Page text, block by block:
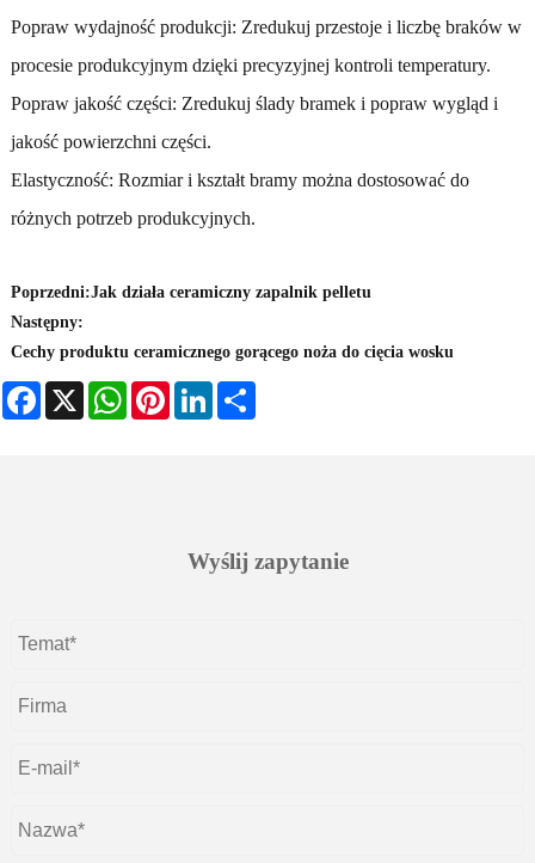
Popraw wydajność produkcji: Zredukuj przestoje i liczbę braków w
procesie produkcyjnym dzięki precyzyjnej kontroli temperatury.
Popraw jakość części: Zredukuj ślady bramek i popraw wygląd i
jakość powierzchni części.
Elastyczność: Rozmiar i kształt bramy można dostosować do
różnych potrzeb produkcyjnych.
Poprzedni:Jak działa ceramiczny zapalnik pelletu
Następny:
Cechy produktu ceramicznego gorącego noża do cięcia wosku
Facebook
X WhatsAppPinterestLinkedIn
Wyślij zapytanie